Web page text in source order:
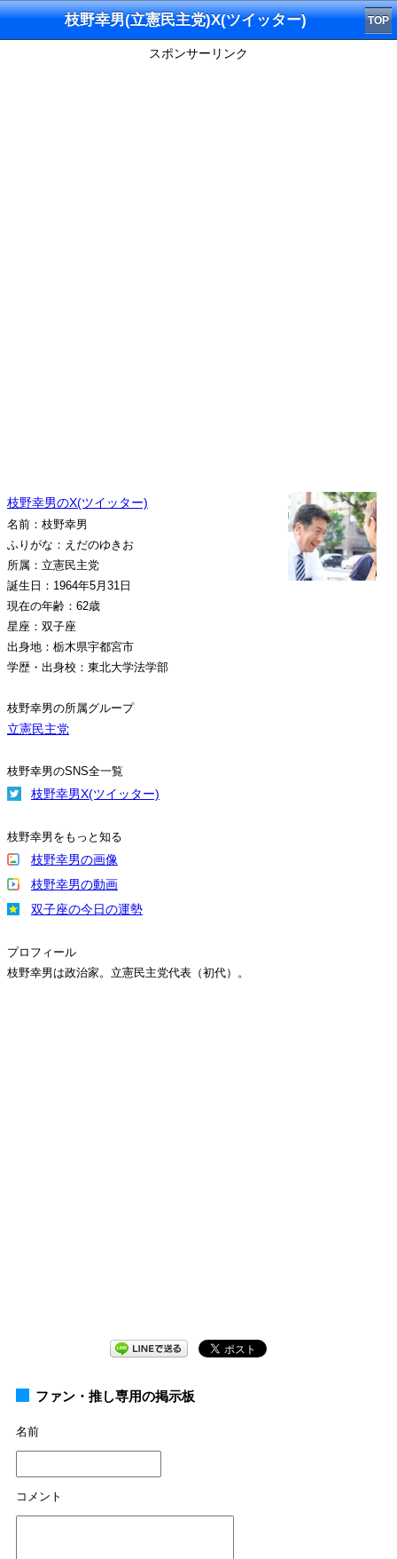
枝野幸男(立憲民主党)X(ツイッター) TOP
スポンサーリンク
枝野幸男のX(ツイッター)
名前：枝野幸男
ふりがな：えだのゆきお
所属：立憲民主党
誕生日：1964年5月31日
現在の年齢：62歳
星座：双子座
出身地：栃木県宇都宮市
学歴・出身校：東北大学法学部
枝野幸男の所属グループ
立憲民主党
枝野幸男のSNS全一覧
枝野幸男X(ツイッター)
枝野幸男をもっと知る
枝野幸男の画像
枝野幸男の動画
双子座の今日の運勢
プロフィール
枝野幸男は政治家。立憲民主党代表（初代）。
ファン・推し専用の掲示板
名前
コメント